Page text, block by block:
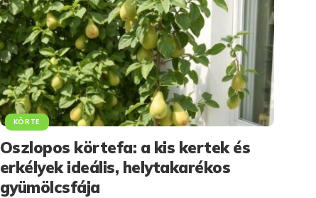
KÖRTE
Oszlopos körtefa: a kis kertek és
erkélyek ideális, helytakarékos
gyümölcsfája